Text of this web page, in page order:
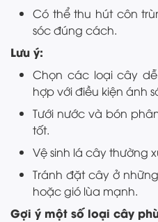
Có thể thu hút côn
sóc đúng cách.
Lưu ý:
Chọn các loại cây
hợp với điều kiện ánh
Tưới nước và bón
tốt.
Vệ sinh lá cây thường
Tránh đặt cây ở
hoặc gió lùa mạnh.
Gợi ý một số loại cây